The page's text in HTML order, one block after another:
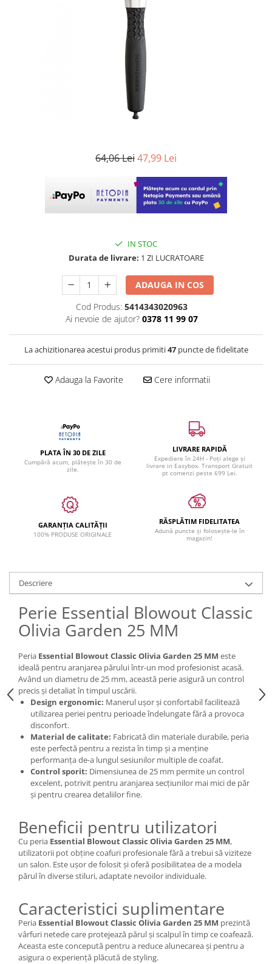
64,06 Lei47,99 Lei
IN STOC
Durata de livrare: 1 ZI LUCRATOARE
ADAUGA IN COS
Cod Produs: 5414343020963
Ai nevoie de ajutor? 0378 11 99 07
La achizitionarea acestui produs primiti47puncte de fidelitate
Adauga la Favorite Cere informatii
PLATA ÎN 30 DE ZILE
Cumpără acum, plătește în 30 de
zile.
LIVRARE RAPIDĂ
Expediere în 24H - Poți alege și
livrare in Easybox. Transport Gratuit
pt comenzi peste 699 Lei.
GARANȚIA CALITĂȚII
100% PRODUSE ORIGINALE
RĂSPLĂTIM FIDELITATEA
Adună puncte și folosește-le în
magazin!
Descriere
Perie Essential Blowout Classic
Olivia Garden 25 MM
Peria Essential Blowout Classic Olivia Garden 25 MM este
ideală pentru aranjarea părului într-un mod profesionist acasă.
Având un diametru de 25 mm, această perie asigură un control
precis și detaliat în timpul uscării.
Design ergonomic: Manerul ușor și confortabil facilitează
utilizarea periei pentru perioade îndelungate fără a provoca
disconfort.
Material de calitate: Fabricată din materiale durabile, peria
este perfectă pentru a rezista în timp și a menține
performanța de-a lungul sesiunilor multiple de coafat.
Control sporit: Dimensiunea de 25 mm permite un control
excelent, potrivit pentru aranjarea secțiunilor mai mici de păr
și pentru crearea detaliilor fine.
Beneficii pentru utilizatori
Cu peria Essential Blowout Classic Olivia Garden 25 MM,
utilizatorii pot obține coafuri profesionale fără a trebui să viziteze
un salon. Este ușor de folosit și oferă posibilitatea de a modela
părul în diverse stiluri, adaptate nevoilor individuale.
Caracteristici suplimentare
Peria Essential Blowout Classic Olivia Garden 25 MM prezintă
vârfuri netede care protejează părul și scalpul în timp ce coafează.
Aceasta este concepută pentru a reduce alunecarea și pentru a
asigura o experiență plăcută de styling.